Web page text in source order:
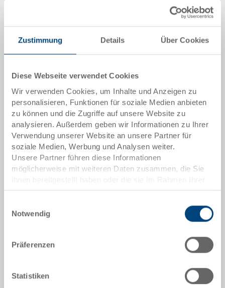
Zustimmung Details Über Cookies
Diese Webseite verwendet Cookies
Wir verwenden Cookies, um Inhalte und Anzeigen zu
personalisieren, Funktionen für soziale Medien anbieten
zu können und die Zugriffe auf unsere Website zu
analysieren. Außerdem geben wir Informationen zu Ihrer
Verwendung unserer Website an unsere Partner für
soziale Medien, Werbung und Analysen weiter.
Unsere Partner führen diese Informationen
möglicherweise mit weiteren Daten zusammen, die Sie
Nutzung der Dienste gesammelt haben.
Notwendig
Präferenzen
Statistiken
Menge
Artikeldaten
Bestellnummer
36-854.7000
Aussenmasse:
|Weitere Farben auf Anfrage